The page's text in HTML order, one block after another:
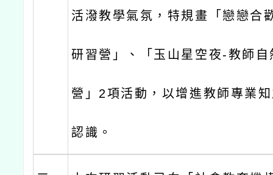
活潑教學氣氛，特規畫「戀戀合
研習營」、「玉山星空夜-教師
營」2項活動，以增進教師專業
認識。